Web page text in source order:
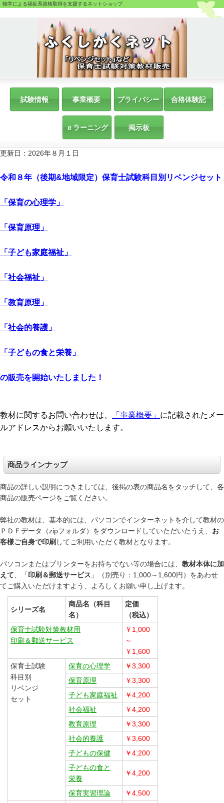
独学による福祉系資格取得を支援するネットショップ
試験情報 事業概要 プライバシー 合格体験記
ｅラーニング 掲示板
更新日：2026年８月１日
令和８年（後期&地域限定）保育士試験科目別リベンジセット
「保育の心理学」
「保育原理」
「子ども家庭福祉」
「社会福祉」
「教育原理」
「社会的養護」
「子どもの食と栄養」
の販売を開始いたしました！
教材に関するお問い合わせは、 「事業概要」 に記載されたメー
ルアドレスからお願いいたします。
商品ラインナップ
商品の詳しい説明につきましては、後掲の表の商品名をタッチして、各
商品の販売ページをご覧ください。
弊社の教材は、基本的には、パソコンでインターネットを介して教材の
ＰＤＦデータ（zipフォルダ）をダウンロードしていただいたうえ、 お
客様ご自身で印刷 してご利用いただく教材となります。
パソコンまたはプリンターをお持ちでない等の場合には、 教材本体に加
えて 、「印刷＆郵送サービス 」（別売り：1,000～1,600円）をあわせ
てご購入いただけますよう、よろしくお願い申し上げます。
シリーズ名
商品名（科目
名）
定価
（税込）
保育士試験対策教材用
印刷＆郵送サービス
￥1,000
～
￥1,600
保育士試験
科目別
リベンジ
セット
保育の心理学
￥3,300
保育原理
￥3,300
子ども家庭福祉
￥4,200
社会福祉
￥4,200
教育原理
￥3,300
社会的養護
￥3,600
子どもの保健
￥4,200
子どもの食と
栄養
￥4,200
保育実習理論
￥4,500